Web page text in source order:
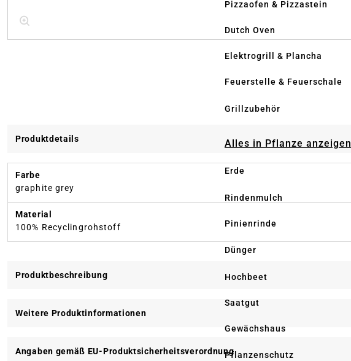
Pizzaofen & Pizzastein
Dutch Oven
Elektrogrill & Plancha
Feuerstelle & Feuerschale
Grillzubehör
Alles in Pflanze anzeigen
Erde
Rindenmulch
Pinienrinde
Dünger
Hochbeet
Saatgut
Gewächshaus
Pflanzenschutz
Produktdetails
Farbe
graphite grey
Material
100% Recyclingrohstoff
Produktbeschreibung
Weitere Produktinformationen
Angaben gemäß EU-Produktsicherheitsverordnung